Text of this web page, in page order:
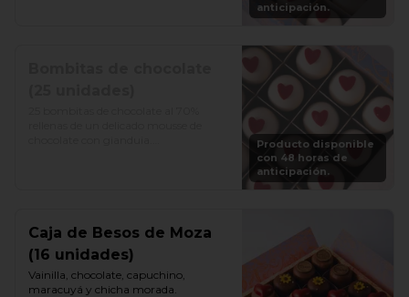
anticipación.
Producto disponible
con 48 horas de
anticipación.
Caja de Besos de Moza
(16 unidades)
Vainilla, chocolate, capuchino,
maracuyá y chicha morada.